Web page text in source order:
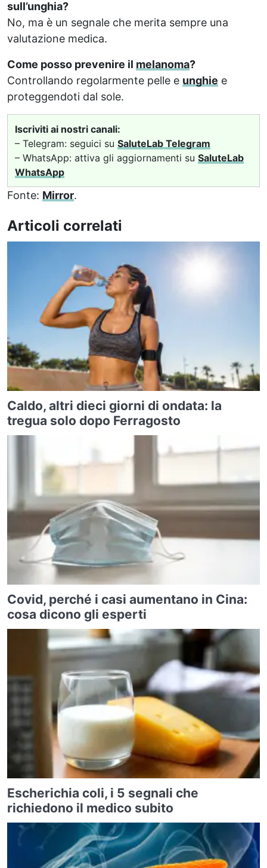
sull’unghia?
No, ma è un segnale che merita sempre una
valutazione medica.
Come posso prevenire il melanoma?
Controllando regolarmente pelle e unghie e
proteggendoti dal sole.
Iscriviti ai nostri canali:
– Telegram: seguici su SaluteLab Telegram
– WhatsApp: attiva gli aggiornamenti su SaluteLab
WhatsApp
Fonte: Mirror.
Articoli correlati
Caldo, altri dieci giorni di ondata: la
tregua solo dopo Ferragosto
Covid, perché i casi aumentano in Cina:
cosa dicono gli esperti
Escherichia coli, i 5 segnali che
richiedono il medico subito